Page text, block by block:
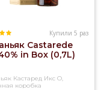
Купили 5 раз
Castarede
in Box (0,7L)
Кастаред Икс О,
коробка